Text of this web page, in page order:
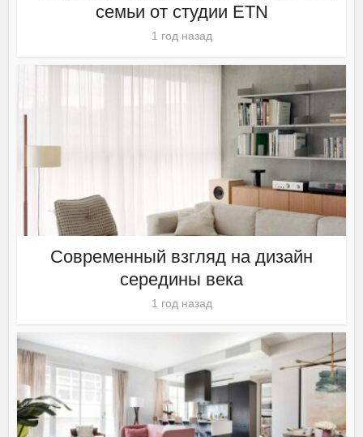
семьи от студии ETN
1 год назад
Современный взгляд на дизайн
середины века
1 год назад